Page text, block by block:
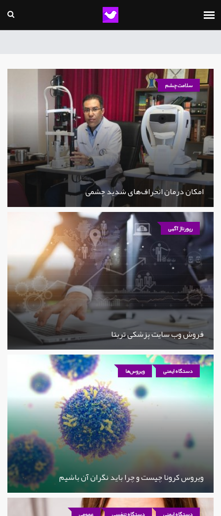
سلامت چشم
امکان درمان انحراف‌های شدید چشمی
رپورتاژ آگهی
فروش وب سایت پزشکی تریتا
دستگاه ایمنی ویروس‌ها
ویروس کرونا چیست و چرا باید نگران آن باشیم